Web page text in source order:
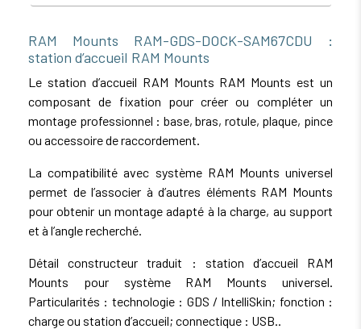
RAM Mounts RAM-GDS-DOCK-SAM67CDU :
station d’accueil RAM Mounts
Le station d’accueil RAM Mounts RAM Mounts est un
composant de fixation pour créer ou compléter un
montage professionnel : base, bras, rotule, plaque, pince
ou accessoire de raccordement.
La compatibilité avec système RAM Mounts universel
permet de l’associer à d’autres éléments RAM Mounts
pour obtenir un montage adapté à la charge, au support
et à l’angle recherché.
Détail constructeur traduit : station d’accueil RAM
Mounts pour système RAM Mounts universel.
Particularités : technologie : GDS / IntelliSkin; fonction :
charge ou station d’accueil; connectique : USB..